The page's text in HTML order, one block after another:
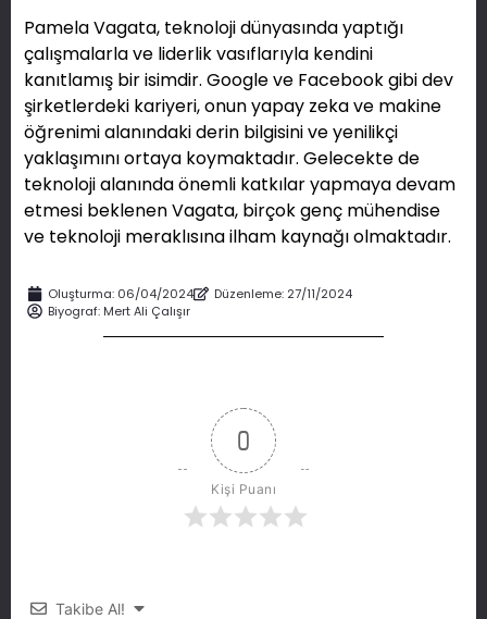
Pamela Vagata, teknoloji dünyasında yaptığı
çalışmalarla ve liderlik vasıflarıyla kendini
kanıtlamış bir isimdir. Google ve Facebook gibi dev
şirketlerdeki kariyeri, onun yapay zeka ve makine
öğrenimi alanındaki derin bilgisini ve yenilikçi
yaklaşımını ortaya koymaktadır. Gelecekte de
teknoloji alanında önemli katkılar yapmaya devam
etmesi beklenen Vagata, birçok genç mühendise
ve teknoloji meraklısına ilham kaynağı olmaktadır.
Oluşturma: 06/04/2024
Düzenleme: 27/11/2024
Biyograf: Mert Ali Çalışır
0
Kişi Puanı
Takibe Al!